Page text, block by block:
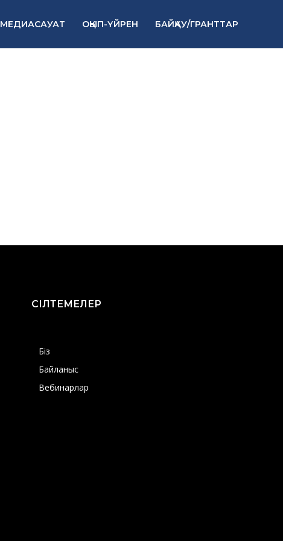
МЕДИАСАУАТ ОҚЫП-ҮЙРЕН БАЙҚАУ/ГРАНТТАР
СІЛТЕМЕЛЕР
Біз
Байланыс
Вебинарлар